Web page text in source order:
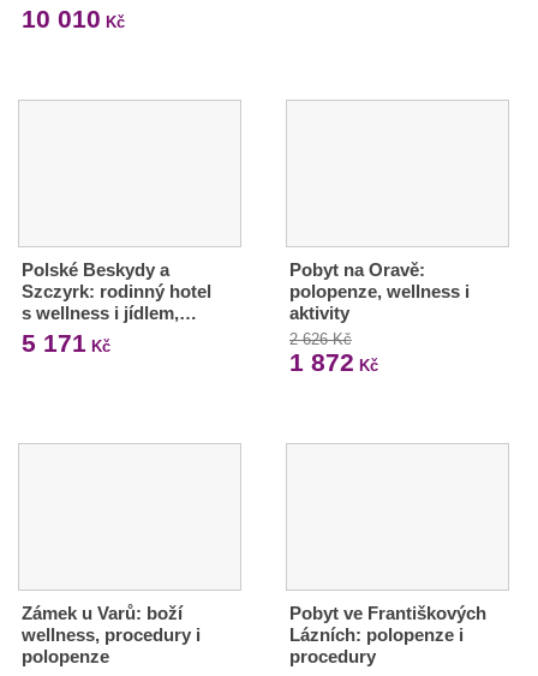
10 010 Kč
Polské Beskydy a
Szczyrk: rodinný hotel
s wellness i jídlem,…
5 171 Kč
Pobyt na Oravě:
polopenze, wellness i
aktivity
2 626 Kč
1 872 Kč
Zámek u Varů: boží
wellness, procedury i
polopenze
Pobyt ve Františkových
Lázních: polopenze i
procedury